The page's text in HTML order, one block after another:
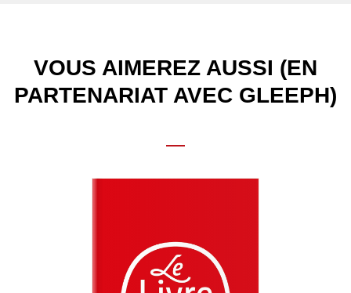
VOUS AIMEREZ AUSSI (EN
PARTENARIAT AVEC GLEEPH)